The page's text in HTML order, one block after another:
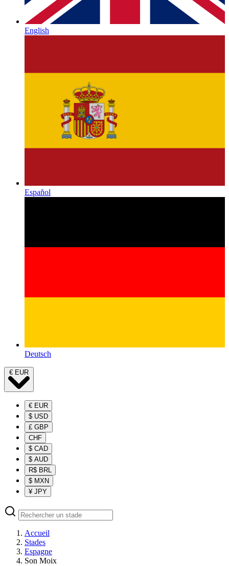
English
Español
Deutsch
€ EUR
€ EUR
$ USD
£ GBP
CHF
$ CAD
$ AUD
R$ BRL
$ MXN
¥ JPY
Accueil
Stades
Espagne
Son Moix